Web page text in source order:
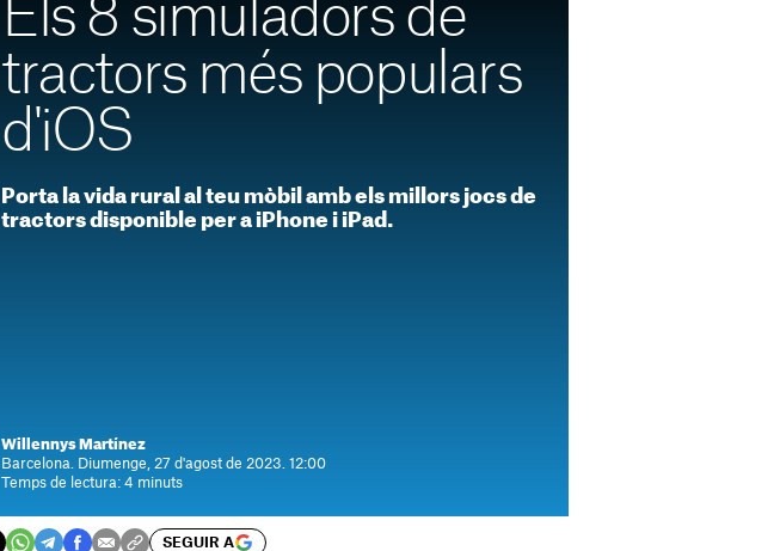
Els 8 simuladors de
tractors més populars
d'iOS
Porta la vida rural al teu mòbil amb els millors jocs de
tractors disponible per a iPhone i iPad.
Willennys Martínez
Barcelona. Diumenge, 27 d'agost de 2023. 12:00
Temps de lectura: 4 minuts
SEGUIR A